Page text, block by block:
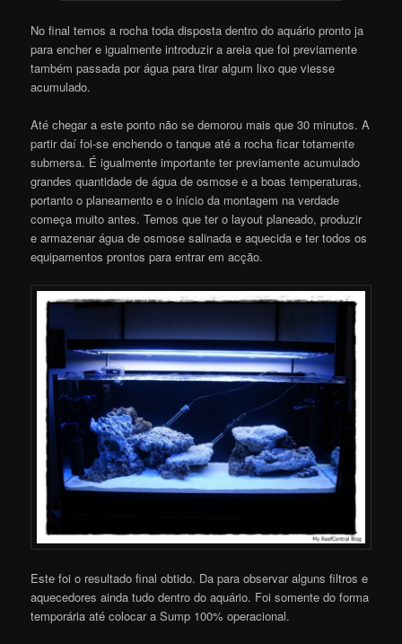
No final temos a rocha toda disposta dentro do aquário pronto ja
para encher e igualmente introduzir a areia que foi previamente
também passada por água para tirar algum lixo que viesse
acumulado.
Até chegar a este ponto não se demorou mais que 30 minutos. A
partir daí foi-se enchendo o tanque até a rocha ficar totamente
submersa. É igualmente importante ter previamente acumulado
grandes quantidade de água de osmose e a boas temperaturas,
portanto o planeamento e o início da montagem na verdade
começa muito antes. Temos que ter o layout planeado, produzir
e armazenar água de osmose salinada e aquecida e ter todos os
equipamentos prontos para entrar em acção.
Este foi o resultado final obtido. Da para observar alguns filtros e
aquecedores ainda tudo dentro do aquário. Foi somente do forma
temporária até colocar a Sump 100% operacional.